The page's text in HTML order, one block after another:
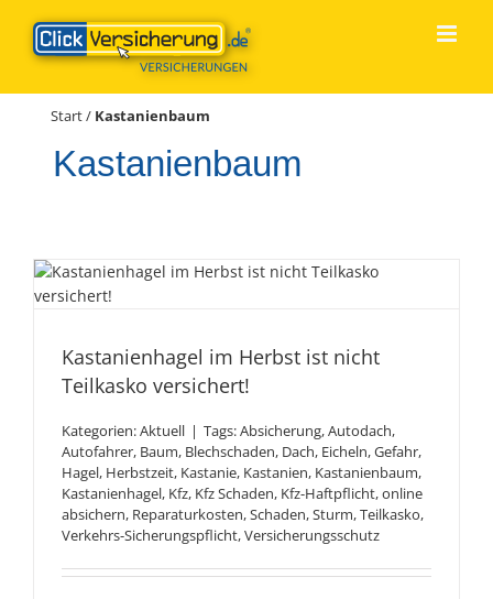
Inhalt
springen
Start/ Kastanienbaum
Kastanienbaum
Kastanienhagel im Herbst
versichert!
Kastanienhagel im Herbst ist nicht
Teilkasko versichert!
Kategorien:Aktuell | Tags:Absicherung,Autodach,
Autofahrer, Baum, Blechschaden, Dach, Eicheln,Gefahr,
Hagel, Herbstzeit, Kastanie, Kastanien, Kastanienbaum,
Kastanienhagel, Kfz, Kfz Schaden, Kfz-Haftpflicht,online
absichern, Reparaturkosten,Schaden,Sturm,Teilkasko,
Verkehrs-Sicherungspflicht,Versicherungsschutz